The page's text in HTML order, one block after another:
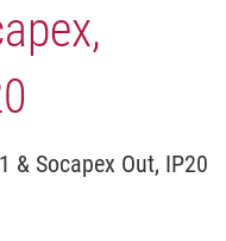
& Socapex Out, IP20